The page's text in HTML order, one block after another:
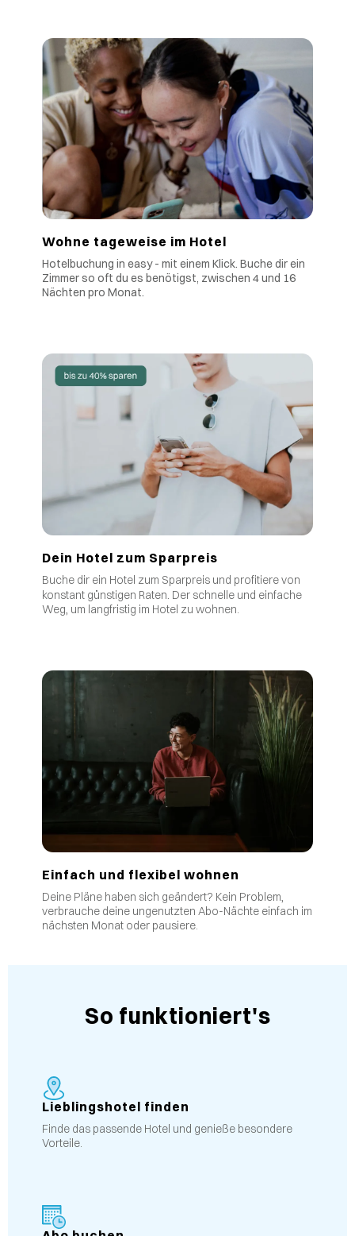
Wohne tageweise im Hotel
Hotelbuchung in easy - mit einem Klick. Buche dir ein
Zimmer so oft du es benötigst, zwischen 4 und 16
Nächten pro Monat.
Dein Hotel zum Sparpreis
Buche dir ein Hotel zum Sparpreis und profitiere von
konstant günstigen Raten Der schnelle und einfache
Weg, um langfristig im Hotel zu wohnen.
Einfach und flexibel wohnen
Deine Pläne haben sich geändert? Kein Problem,
verbrauche deine ungenutzten Abo-Nächte einfach im
nächsten Monat oder pausiere.
So funktioniert's
Lieblingshotel finden
Finde das passende Hotel und genieße besondere
Vorteile.